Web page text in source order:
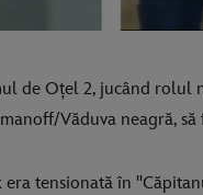
de Oțel 2, jucând rolul
Văduva neagră,
era tensionată în